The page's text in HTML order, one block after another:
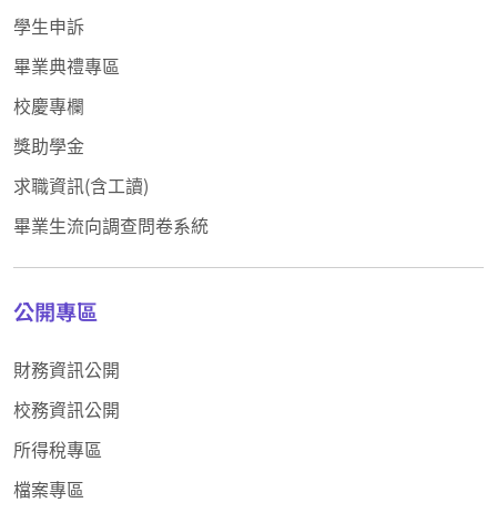
學生申訴
畢業典禮專區
校慶專欄
獎助學金
求職資訊(含工讀)
畢業生流向調查問卷系統
公開專區
財務資訊公開
校務資訊公開
所得稅專區
檔案專區